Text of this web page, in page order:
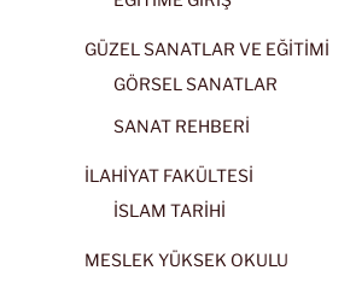
GÜZEL SANATLAR VE EĞİTİMİ
GÖRSEL SANATLAR
SANAT REHBERİ
İLAHİYAT FAKÜLTESİ
İSLAM TARİHİ
MESLEK YÜKSEK OKULU